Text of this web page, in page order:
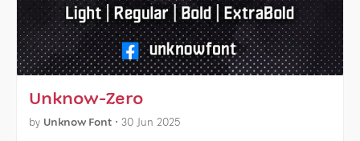
Unknow-Zero
by Unknow Font • 30 Jun 2025